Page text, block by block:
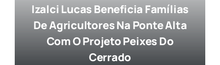
Izalci Lucas Beneficia Famílias
De Agricultores Na Ponte Alta
Com O Projeto Peixes Do
Cerrado